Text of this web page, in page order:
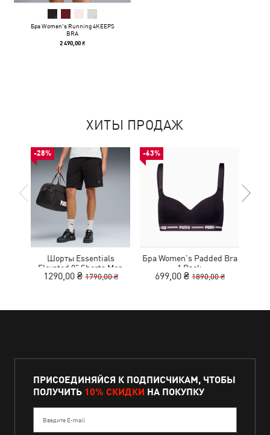
Бра Women's Running 4KEEPS
BRA
2 490,00 ₴
ХИТЫ ПРОДАЖ
-28%
Шорты Essentials
Elevated 9" Shorts Men
1290,00 ₴ 1790,00 ₴
-63%
Бра Women's Padded Bra
1 Pack
699,00 ₴ 1890,00 ₴
ПРИСОЕДИНЯЙСЯ К ПОДПИСЧИКАМ, ЧТОБЫ
ПОЛУЧИТЬ 10% СКИДКИ НА ПОКУПКУ
Введите E-mail